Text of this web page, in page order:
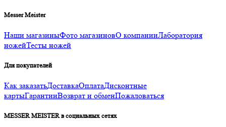
Messer Meister
Наши магазиныФото магазиновО компанииЛаборатория
ножейТесты ножей
Для покупателей
Как заказатьДоставкаОплатаДисконтные
картыГарантииВозврат и обменПожаловаться
MESSER MEISTER в социальных сетях